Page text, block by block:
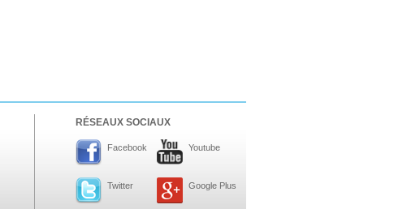
RÉSEAUX SOCIAUX
Facebook Youtube
Twitter Google Plus